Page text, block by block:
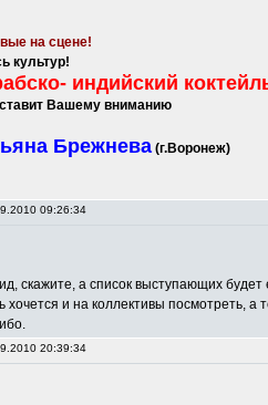
на сцене!
культур!
индийский
Вашему вниманию
Брежнева (г.Воронеж)
09:26:34
скажите, а список выступающих
хочется и на коллективы посмотреть, а
20:39:34